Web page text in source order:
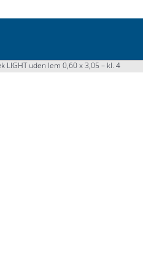
LIGHT uden lem 0,60 x 3,05 – kl. 4